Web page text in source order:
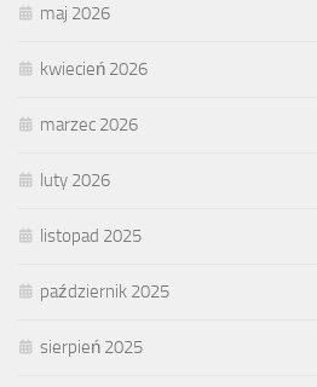
maj 2026
kwiecień 2026
marzec 2026
luty 2026
listopad 2025
październik 2025
sierpień 2025